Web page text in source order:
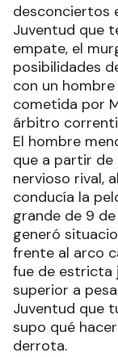
desconciertos
Juventud que
empate, el
posibilidades
con un
cometida por
árbitro
El hombre
que a partir de
nervioso rival,
conducía la
grande de 9
generó
frente al arco
fue de estricta
superior a
Juventud que
supo qué
derrota.